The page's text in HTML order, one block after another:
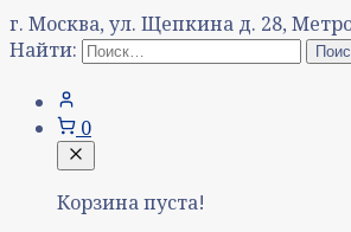
г. Москва, ул. Щепкина д. 28,
Найти:
0
Корзина пуста!